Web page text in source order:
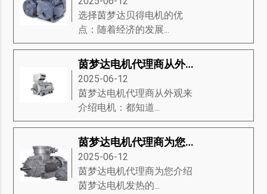
选择茵梦达贝得电机的优
点：随着经济的发展...
茵梦达电机代理商从外观来介绍电机
2025-06-12
茵梦达电机代理商从外观来
介绍电机：都知道...
茵梦达电机代理商为您介绍茵梦达电机发热的22条原因
2025-06-12
茵梦达电机代理商为您介绍
茵梦达电机发热的...